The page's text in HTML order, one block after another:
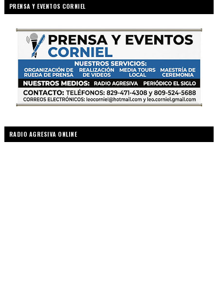
PRENSA Y EVENTOS CORNIEL
RADIO AGRESIVA ONLINE